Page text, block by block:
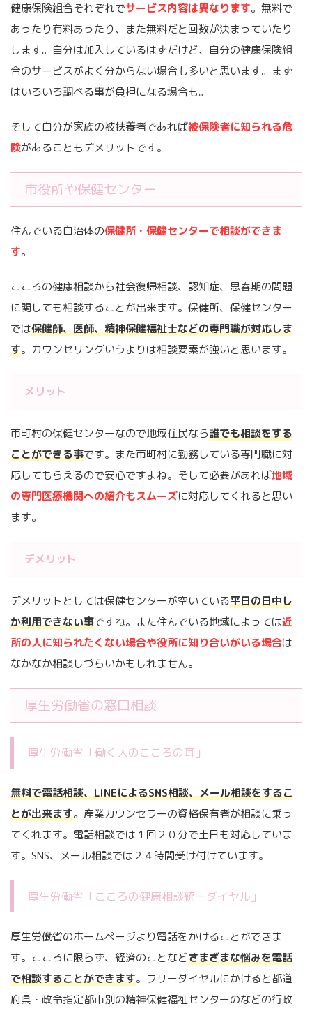
健康保険組合それぞれでサービス内容は異なります。無料で
あったり有料あったり、また無料だと回数が決まっていたり
します。自分は加入しているはずだけど、自分の健康保険組
合のサービスがよく分からない場合も多いと思います。まず
はいろいろ調べる事が負担になる場合も。
そして自分が家族の被扶養者であれば被保険者に知られる危
険があることもデメリットです。
市役所や保健センター
住んでいる自治体の保健所・保健センターで相談ができま
す。
こころの健康相談から社会復帰相談、認知症、思春期の問題
に関しても相談することが出来ます。保健所、保健センター
では保健師、医師、精神保健福祉士などの専門職が対応しま
す。カウンセリングいうよりは相談要素が強いと思います。
メリット
市町村の保健センターなので地域住民なら誰でも相談をする
ことができる事です。また市町村に勤務している専門職に対
応してもらえるので安心ですよね。そして必要があれば地域
の専門医療機関への紹介もスムーズに対応してくれると思い
ます。
デメリット
デメリットとしては保健センターが空いている平日の日中し
か利用できない事ですね。また住んでいる地域によっては近
所の人に知られたくない場合や役所に知り合いがいる場合は
なかなか相談しづらいかもしれません。
厚生労働省の窓口相談
厚生労働省「働く人のこころの耳」
無料で電話相談、LINEによるSNS相談、メール相談をするこ
とが出来ます。産業カウンセラーの資格保有者が相談に乗っ
てくれます。電話相談では１回２０分で土日も対応していま
す。SNS、メール相談では２４時間受け付けています。
厚生労働省「こころの健康相談統一ダイヤル」
厚生労働省のホームページより電話をかけることができま
す。こころに限らず、経済のことなどさまざまな悩みを電話
で相談することができます。フリーダイヤルにかけると都道
府県・政令指定都市別の精神保健福祉センターのなどの行政